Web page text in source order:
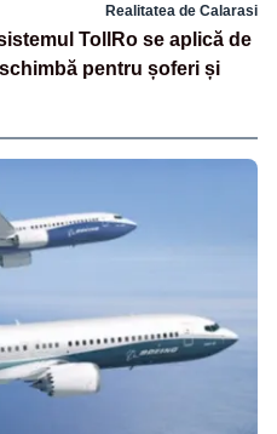
Realitatea de Calarasi
TollRo se aplică de
pentru șoferi și